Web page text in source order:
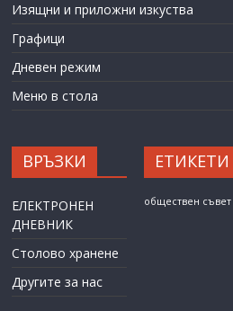
Изящни и приложни изкуства
Графици
Дневен режим
Меню в стола
ВРЪЗКИ
ЕЛЕКТРОНЕН
ДНЕВНИК
Столово хранене
Другите за нас
ЕТИКЕТИ
обществен съвет